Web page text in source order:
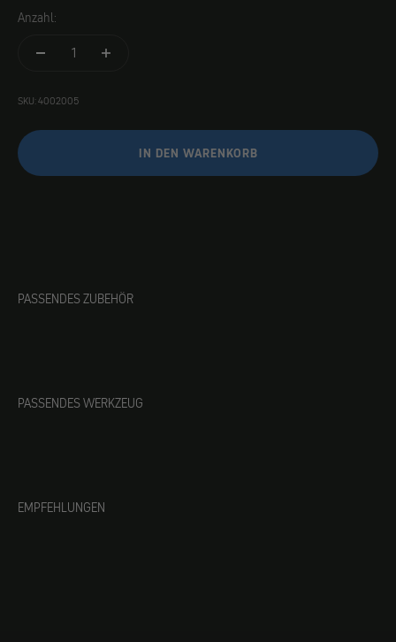
Anzahl:
SKU: 4002005
IN DEN WARENKORB
PASSENDES ZUBEHÖR
PASSENDES WERKZEUG
EMPFEHLUNGEN